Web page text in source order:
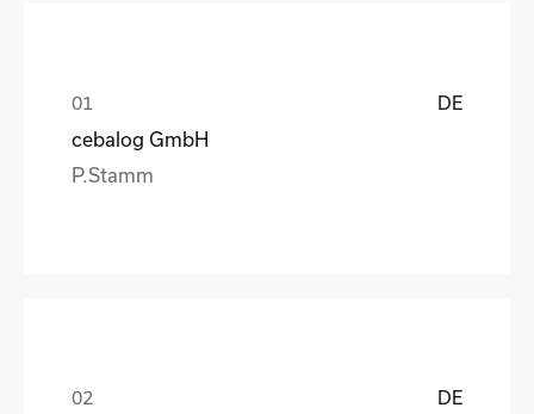
DE
cebalog GmbH
P.Stamm
DE